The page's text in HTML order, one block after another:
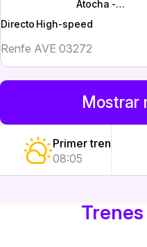
Atocha -
Grandes
Directo High-speed
Renfe AVE 03272
Mostrar
Primer tren
08:05